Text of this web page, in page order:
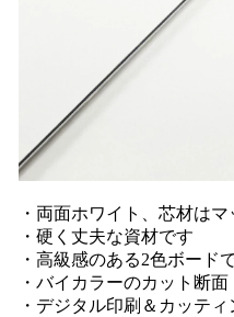
・両面ホワイト、芯材は
・硬く丈夫な資材です
・高級感のある2色ボード
・バイカラーのカット断面
・デジタル印刷＆カッテ